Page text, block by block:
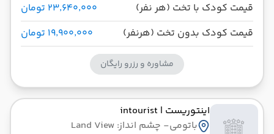
قیمت کودک با تخت (هر نفر)
۲۳٬۶۴۰٬۰۰۰ تومان
قیمت کودک بدون تخت (هرنفر)
۱۹٬۹۰۰٬۰۰۰ تومان
مشاوره و رزرو رایگان
اینتوریست | intourist
باتومی- چشم انداز: Land View